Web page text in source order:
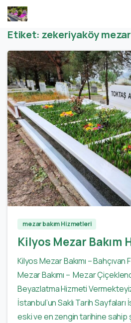
Etiket: zekeriyaköy mezar
mezar bakım Hizmetleri
Kilyos Mezar Bakım
Kilyos Mezar Bakımı –
Mezar Bakımı – Mezar
Beyazlatma Hizmeti
İstanbul’un Saklı Tarih Sayfaları
eski ve en zengin tarihine sahip